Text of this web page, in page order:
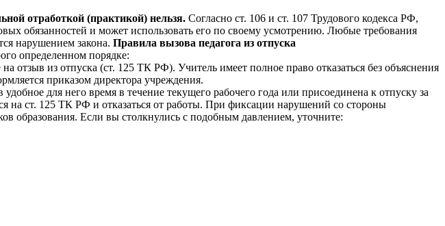
отработкой (практикой) нельзя. Согласно ст. 106 и ст. 107 Трудового кодекса РФ,
обязанностей и может использовать его по своему усмотрению. Любые требования
нарушением закона. Правила вызова педагога из отпуска
определенном порядке:
отзыв из отпуска (ст. 125 ТК РФ). Учитель имеет полное право отказаться без объяснения
приказом директора учреждения.
для него время в течение текущего рабочего года или присоединена к отпуску за
на ст. 125 ТК РФ и отказаться от работы. При фиксации нарушений со стороны
образования. Если вы столкнулись с подобным давлением, уточните: